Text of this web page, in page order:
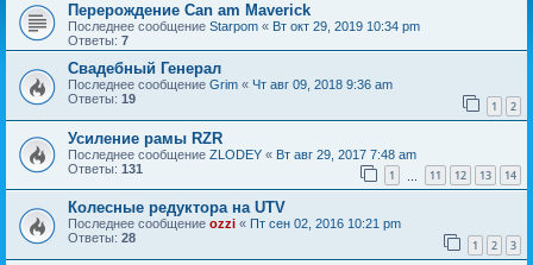
Перерождение Can am Maverick
Последнее сообщение Starpom « Вт окт 29, 2019 10:34 pm
Ответы: 7
Свадебный Генерал
Последнее сообщение Grim « Чт авг 09, 2018 9:36 am
Ответы: 19 1 2
Усиление рамы RZR
Последнее сообщение ZLODEY « Вт авг 29, 2017 7:48 am
Ответы: 131 1 11 12 13 14
Колесные редуктора на UTV
Последнее сообщение ozzi « Пт сен 02, 2016 10:21 pm
Ответы: 28 1 2 3